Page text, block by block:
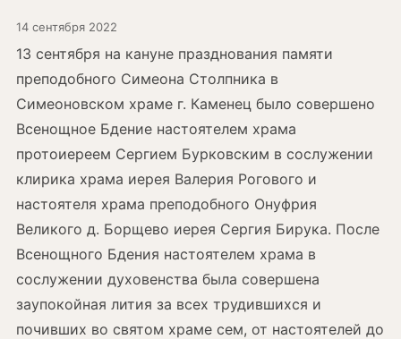
14 сентября 2022
13 сентября на кануне празднования памяти
преподобного Симеона Столпника в
Симеоновском храме г. Каменец было совершено
Всенощное Бдение настоятелем храма
протоиереем Сергием Бурковским в сослужении
клирика храма иерея Валерия Рогового и
настоятеля храма преподобного Онуфрия
Великого д. Борщево иерея Сергия Бирука. После
Всенощного Бдения настоятелем храма в
сослужении духовенства была совершена
заупокойная лития за всех трудившихся и
почивших во святом храме сем, от настоятелей до